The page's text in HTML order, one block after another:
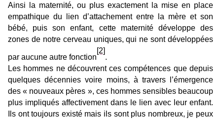
Ainsi la maternité, ou plus exactement la mise en place
empathique du lien d’attachement entre la mère et son
bébé, puis son enfant, cette maternité développe des
zones de notre cerveau uniques, qui ne sont développées
par aucune autre fonction
[2]
.
Les hommes ne découvrent ces compétences que depuis
quelques décennies voire moins, à travers l’émergence
des « nouveaux pères », ces hommes sensibles beaucoup
plus impliqués affectivement dans le lien avec leur enfant.
Ils ont toujours existé mais ils sont plus nombreux, je peux